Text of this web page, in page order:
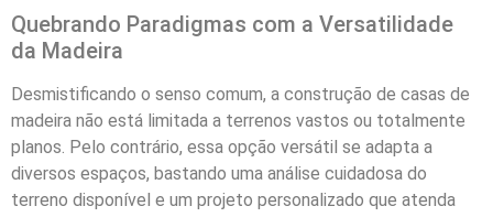
Quebrando Paradigmas com a Versatilidade
da Madeira
Desmistificando o senso comum, a construção de casas de
madeira não está limitada a terrenos vastos ou totalmente
planos. Pelo contrário, essa opção versátil se adapta a
diversos espaços, bastando uma análise cuidadosa do
terreno disponível e um projeto personalizado que atenda